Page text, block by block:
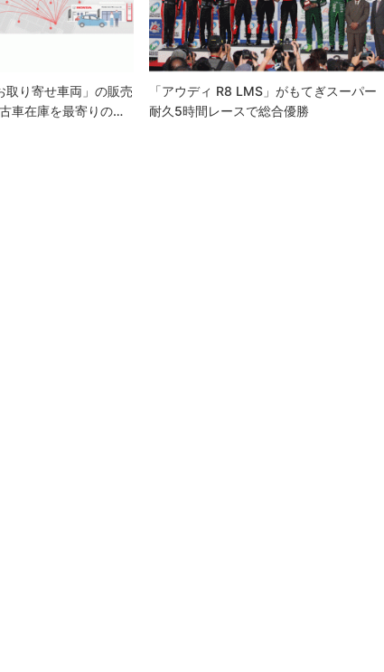
り寄せ車両」の販売
車在庫を最寄りの…
「アウディ R8 LMS」がもてぎスーパー
耐久5時間レースで総合優勝